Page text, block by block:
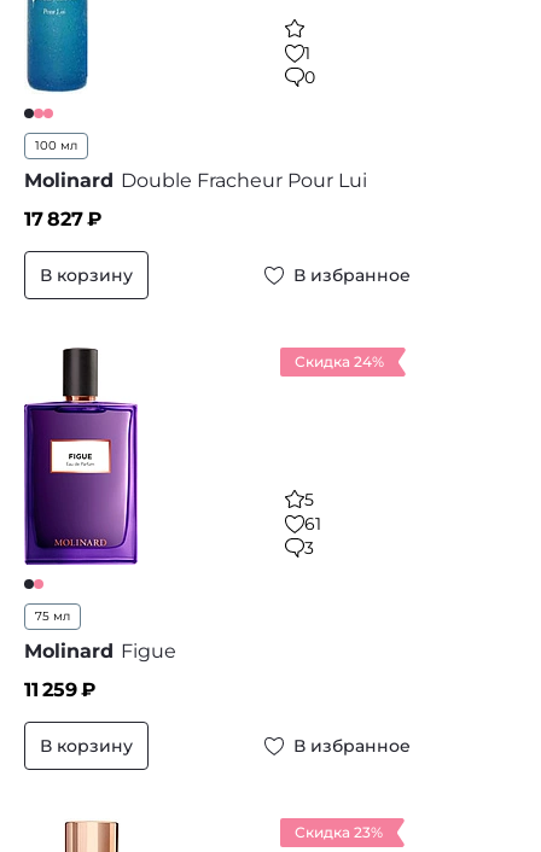
1
0
100 мл
Molinard Double Fracheur Pour Lui
17 827₽
В корзину В избранное
Скидка 24%
5
61
3
75 мл
Molinard Figue
11 259₽
В корзину В избранное
Скидка 23%